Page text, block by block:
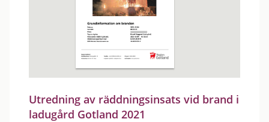
Utredning av räddningsinsats vid brand i
ladugård Gotland 2021